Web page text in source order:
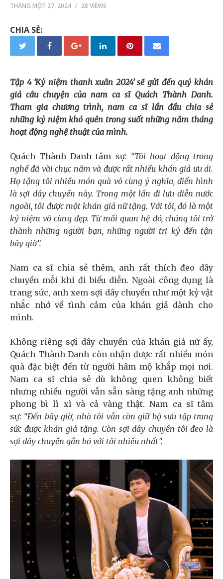
THÁNG MỘT 27, 2024 28 VIEWS
CHIA SẺ:
Tập 4 ‘Kỷ niệm thanh xuân 2024’ sẽ gửi đến quý khán
giả câu chuyện của nam ca sĩ Quách Thành Danh.
Tham gia chương trình, nam ca sĩ lần đầu chia sẻ
những kỷ niệm khó quên trong suốt những năm tháng
hoạt động nghệ thuật của mình.
Quách Thành Danh tâm sự: “Tôi hoạt động trong
nghề đã vài chục năm và được rất nhiều khán giả ưu ái.
Họ tặng tôi nhiều món quà vô cùng ý nghĩa, điển hình
là sợi dây chuyền này. Trong một lần đi lưu diễn nước
ngoài, tôi được một khán giả nữ tặng. Với tôi, đó là một
kỷ niệm vô cùng đẹp. Từ mối quan hệ đó, chúng tôi trở
thành những người bạn, những người tri kỷ đến tận
bây giờ”.
Nam ca sĩ chia sẻ thêm, anh rất thích đeo dây
chuyền mỗi khi đi biểu diễn. Ngoài công dụng là
trang sức, anh xem sợi dây chuyền như một kỷ vật
nhắc nhớ về tình cảm của khán giả dành cho
mình.
Không riêng sợi dây chuyền của khán giả nữ ấy,
Quách Thành Danh còn nhận được rất nhiều món
quà đặc biệt đến từ người hâm mộ khắp mọi nơi.
Nam ca sĩ chia sẻ dù không quen không biết
nhưng nhiều người vẫn sẵn sàng tặng anh những
phong bì lì xì và cả vàng thật. Nam ca sĩ tâm
sự: “Đến bây giờ, nhà tôi vẫn còn giữ bộ sưu tập trang
sức được khán giả tặng. Còn sợi dây chuyền tôi đeo là
sợi dây chuyền gắn bó với tôi nhiều nhất”.